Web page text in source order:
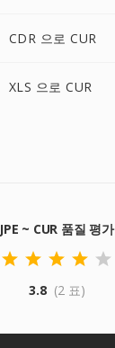
CDR 으로 CUR
XLS 으로 CUR
JPE ~ CUR 품질 평가
3.8 (2 표)